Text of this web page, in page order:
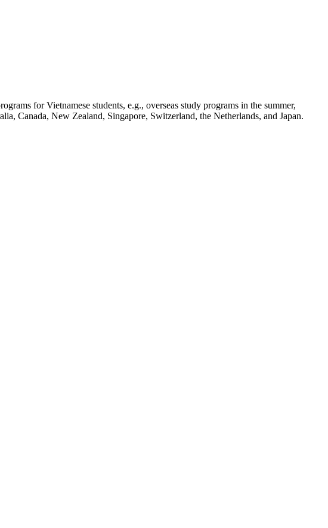
for Vietnamese students, e.g., overseas study programs in the summer,
Canada, New Zealand, Singapore, Switzerland, the Netherlands, and Japan.